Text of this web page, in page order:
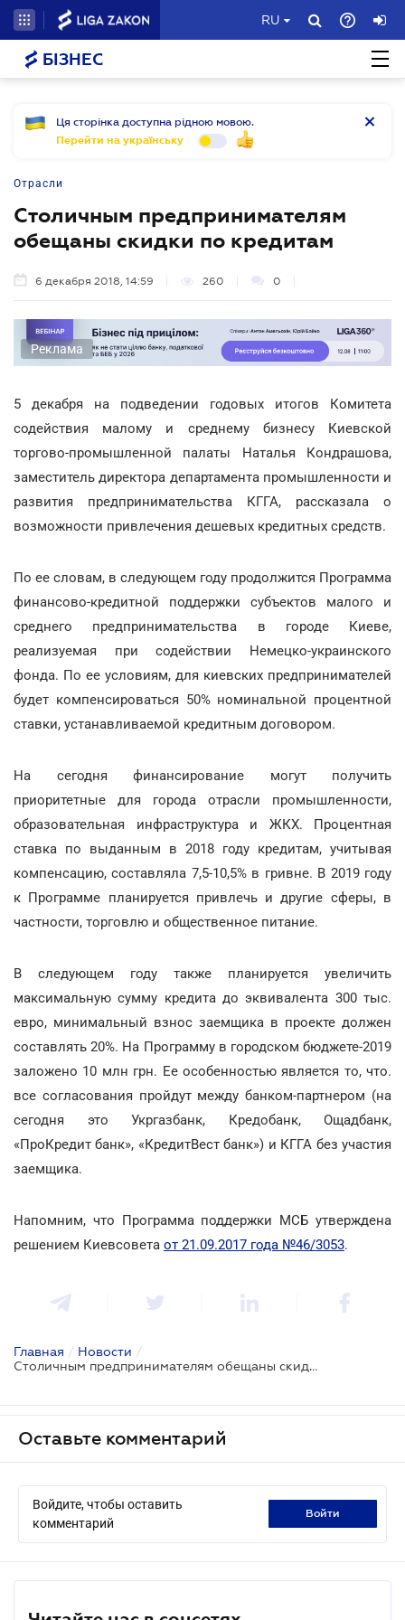
RU
БІЗНЕС
Ця сторінка доступна рідною мовою.
Перейти на українську
Отрасли
Столичным предпринимателям
обещаны скидки по кредитам
6 декабря 2018, 14:59 260 0
Реклама
5 декабря на подведении годовых итогов Комитета
содействия малому и среднему бизнесу Киевской
торгово-промышленной палаты Наталья Кондрашова,
заместитель директора департамента промышленности и
развития предпринимательства КГГА, рассказала о
возможности привлечения дешевых кредитных средств.
По ее словам, в следующем году продолжится Программа
финансово-кредитной поддержки субъектов малого и
среднего предпринимательства в городе Киеве,
реализуемая при содействии Немецко-украинского
фонда. По ее условиям, для киевских предпринимателей
будет компенсироваться 50% номинальной процентной
ставки, устанавливаемой кредитным договором.
На сегодня финансирование могут получить
приоритетные для города отрасли промышленности,
образовательная инфраструктура и ЖКХ. Процентная
ставка по выданным в 2018 году кредитам, учитывая
компенсацию, составляла 7,5-10,5% в гривне. В 2019 году
к Программе планируется привлечь и другие сферы, в
частности, торговлю и общественное питание.
В следующем году также планируется увеличить
максимальную сумму кредита до эквивалента 300 тыс.
евро, минимальный взнос заемщика в проекте должен
составлять 20%. На Программу в городском бюджете-2019
заложено 10 млн грн. Ее особенностью является то, что.
все согласования пройдут между банком-партнером (на
сегодня это Укргазбанк, Кредобанк, Ощадбанк,
«ПроКредит банк», «КредитВест банк») и КГГА без участия
заемщика.
Напомним, что Программа поддержки МСБ утверждена
решением Киевсовета от 21.09.2017 года №46/3053.
Главная / Новости /
Столичным предпринимателям обещаны скидки по кредитам
Оставьте комментарий
Войдите, чтобы оставить
комментарий
войти